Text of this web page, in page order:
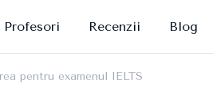
Profesori Recenzii Blog
pentru examenul IELTS